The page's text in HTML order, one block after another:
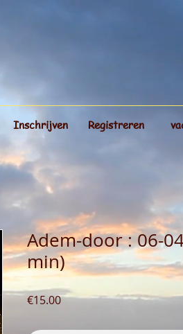
Inschrijven Registreren
Adem-door : 06-
min)
€15.00Price